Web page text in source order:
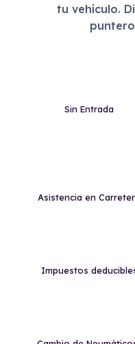
tu vehículo.
Sin Entrada
Asistencia en
Impuestos